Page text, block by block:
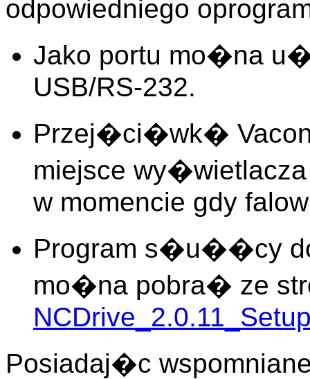
odpowiedniego
Jako portu mo�na
USB/RS-232.
Przej�ci�wk�
miejsce
w momencie gdy
Program s�u��cy
mo�na pobra� ze
Posiadaj�c